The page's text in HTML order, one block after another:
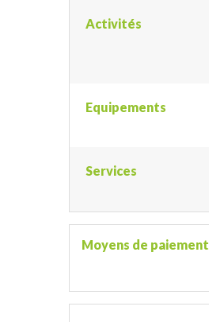
Activités
Equipements
Services
Moyens de paiement